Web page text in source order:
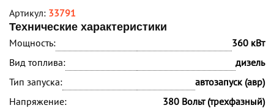
Артикул: 33791
Технические характеристики
Мощность:
360 кВт
Вид топлива:
дизель
Тип запуска:
автозапуск (авр)
Напряжение:
380 Вольт (трехфазный)